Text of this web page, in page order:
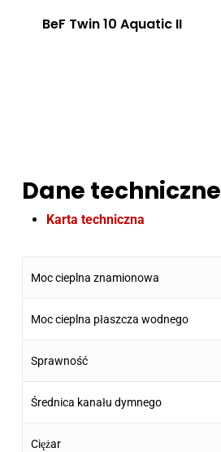
BeF Twin 10 Aquatic II
Dane techniczne
Karta techniczna
Moc cieplna znamionowa
Moc cieplna płaszcza wodnego
Sprawność
Średnica kanału dymnego
Ciężar